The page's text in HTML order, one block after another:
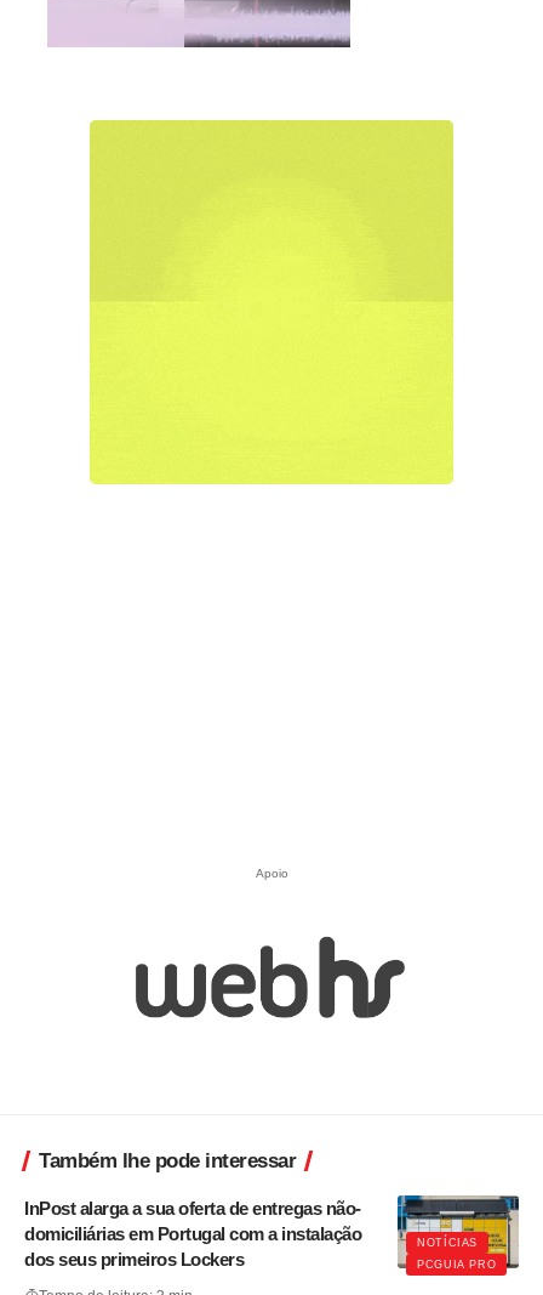
Apoio
Também lhe pode interessar
NOTÍCIAS
PCGUIA PRO
InPost alarga a sua oferta de entregas não-
domiciliárias em Portugal com a instalação
dos seus primeiros Lockers